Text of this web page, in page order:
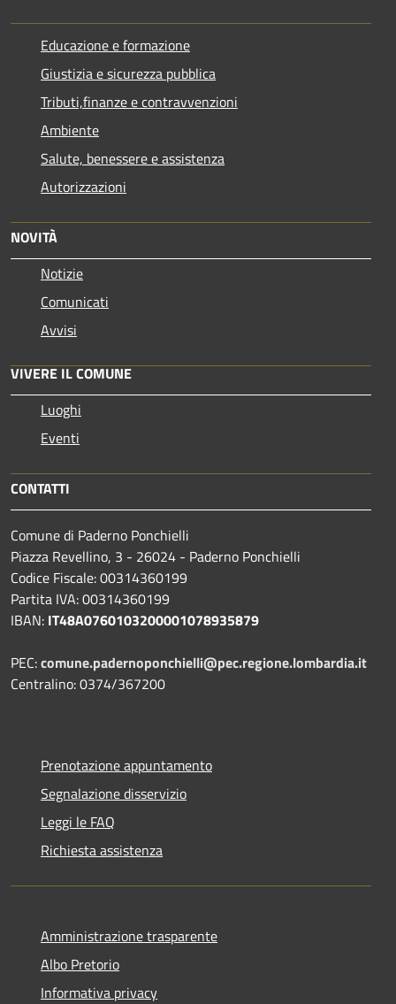
Educazione e formazione
Giustizia e sicurezza pubblica
Tributi,finanze e contravvenzioni
Ambiente
Salute, benessere e assistenza
Autorizzazioni
NOVITÀ
Notizie
Comunicati
Avvisi
VIVERE IL COMUNE
Luoghi
Eventi
CONTATTI
Comune di Paderno Ponchielli
Piazza Revellino, 3 - 26024 - Paderno Ponchielli
Codice Fiscale: 00314360199
Partita IVA: 00314360199
IBAN: IT48A0760103200001078935879
PEC:comune.padernoponchielli@pec.regione.lombardia.it
Centralino: 0374/367200
Prenotazione appuntamento
Segnalazione disservizio
Leggi le FAQ
Richiesta assistenza
Amministrazione trasparente
Albo Pretorio
Informativa privacy